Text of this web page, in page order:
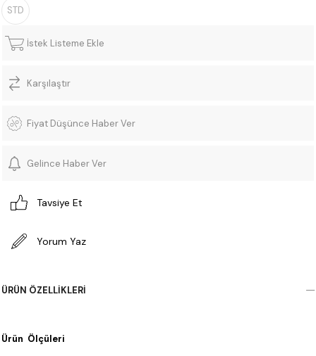
STD
İstek Listeme Ekle
Karşılaştır
Fiyat Düşünce Haber Ver
Gelince Haber Ver
Tavsiye Et
Yorum Yaz
ÜRÜN ÖZELLIKLERI
Ürün Ölçüleri